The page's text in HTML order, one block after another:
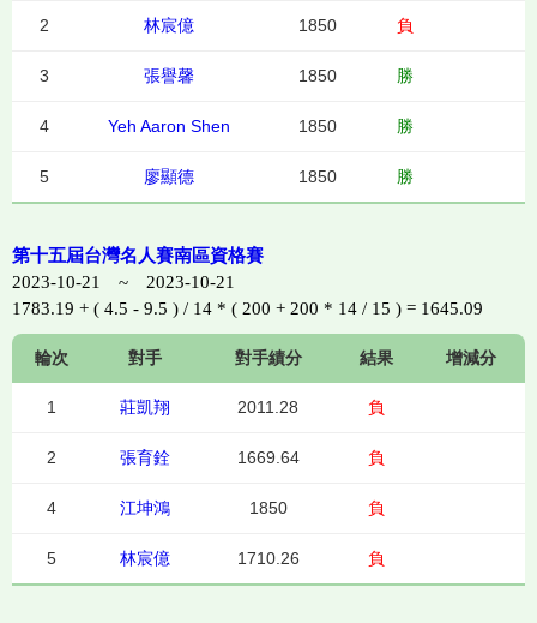
2 林宸億 1850 負
3 張譽馨 1850 勝
4 Yeh Aaron Shen 1850 勝
5 廖顯德 1850 勝
第十五屆台灣名人賽南區資格賽
2023-10-21 ~ 2023-10-21
1783.19 + ( 4.5 - 9.5 ) / 14 * ( 200 + 200 * 14 / 15 ) = 1645.09
輪次 對手 對手績分 結果 增減分
1 莊凱翔 2011.28 負
2 張育銓 1669.64 負
4 江坤鴻 1850 負
5 林宸億 1710.26 負